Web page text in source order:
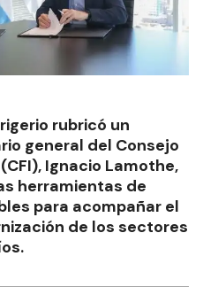
rubricó un
general del Consejo
Ignacio Lamothe,
herramientas de
para acompañar el
de los sectores